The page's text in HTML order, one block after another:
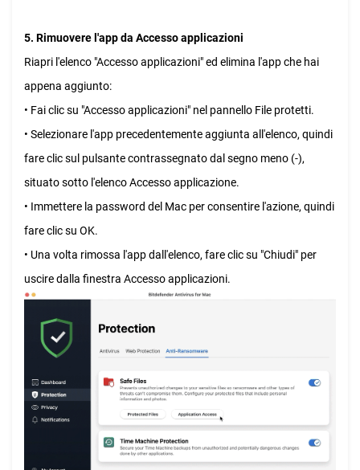
5. Rimuovere l'app da Accesso applicazioni
Riapri l'elenco "Accesso applicazioni" ed elimina l'app che hai
appena aggiunto:
• Fai clic su "Accesso applicazioni" nel pannello File protetti.
• Selezionare l'app precedentemente aggiunta all'elenco, quindi
fare clic sul pulsante contrassegnato dal segno meno (-),
situato sotto l'elenco Accesso applicazione.
• Immettere la password del Mac per consentire l'azione, quindi
fare clic su OK.
• Una volta rimossa l'app dall'elenco, fare clic su "Chiudi" per
uscire dalla finestra Accesso applicazioni.